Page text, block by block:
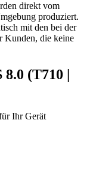
direkt vom
produziert.
mit den bei der
Kunden, die keine
8.0 (T710 |
Ihr Gerät